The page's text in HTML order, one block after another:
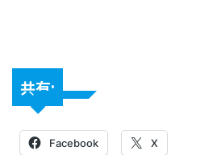
共有:
Facebook X